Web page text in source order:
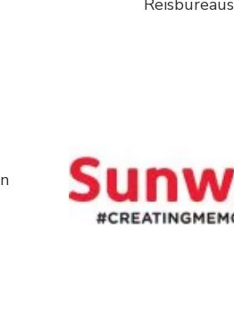
Reisbureaus